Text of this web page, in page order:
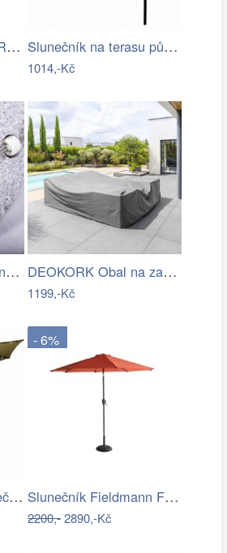
Stínící plachta ČTVEREC Rojaplast Slunečník na terasu půlkruhový - zelený…
1014,-Kč
Garthen 1507 Stojan na slunečník … DEOKORK Obal na zahradní nábytek…
1199,-Kč
Stilista zahradní slunečník LED s…
- 6%
Slunečník Fieldmann FDZN 4014
2200,-2890,-Kč